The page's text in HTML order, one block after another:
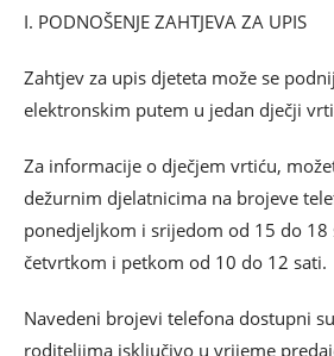
I. PODNOŠENJE ZAHTJEVA ZA UPIS
Zahtjev za upis djeteta može se
elektronskim putem u jedan dječji
Za informacije o dječjem vrtiću,
dežurnim djelatnicima na brojeve
ponedjeljkom i srijedom od 15 do 18
četvrtkom i petkom od 10 do 12 sati.
Navedeni brojevi telefona dostupni
roditeljima isključivo u vrijeme